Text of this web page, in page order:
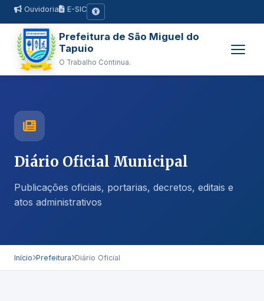
Ouvidoria E-SIC
Prefeitura de São Miguel do
Tapuio
O Trabalho Continua.
Diário Oficial Municipal
Publicações oficiais, portarias, decretos, editais e
atos administrativos
Início Prefeitura Diário Oficial